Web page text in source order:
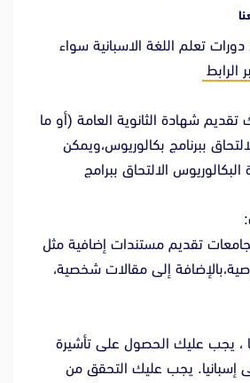
تعلم اللغة الاسبانية سواء
الرابط
شهادة الثانوية العامة (أو ما
ببرنامج بكالوريوس،ويمكن
الالتحاق ببرامج
تقديم مستندات إضافية مثل
إلى مقالات شخصية،
، يجب عليك الحصول على تأشيرة
إسبانيا. يجب عليك التحقق من